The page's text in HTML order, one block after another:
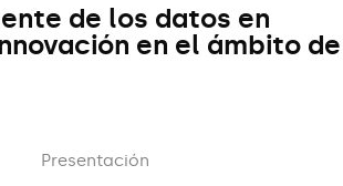
de los datos en
en el ámbito de
Presentación